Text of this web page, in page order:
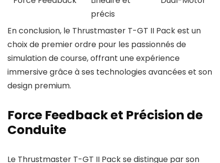
précis
En conclusion, le Thrustmaster T-GT II Pack est un
choix de premier ordre pour les passionnés de
simulation de course, offrant une expérience
immersive grâce à ses technologies avancées et son
design premium.
Force Feedback et Précision de
Conduite
Le Thrustmaster T-GT II Pack se distingue par son